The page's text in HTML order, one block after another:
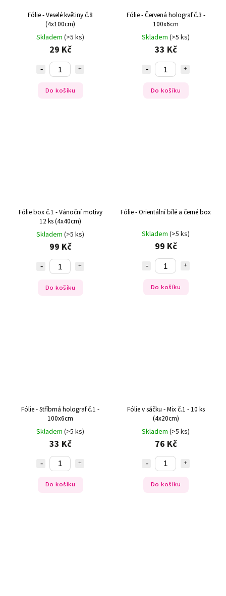
Fólie - Veselé květiny č.8
(4x100cm)
Skladem (>5 ks)
29 Kč
Do košíku
Fólie - Červená holograf č.3 -
100x6cm
Skladem (>5 ks)
33 Kč
Do košíku
Fólie box č.1 - Vánoční motivy
12 ks (4x40cm)
Skladem (>5 ks)
99 Kč
Do košíku
Fólie - Orientální bílé a černé box
Skladem (>5 ks)
99 Kč
Do košíku
Fólie - Stříbrná holograf č.1 -
100x6cm
Skladem (>5 ks)
33 Kč
Do košíku
Fólie v sáčku - Mix č.1 - 10 ks
(4x20cm)
Skladem (>5 ks)
76 Kč
Do košíku